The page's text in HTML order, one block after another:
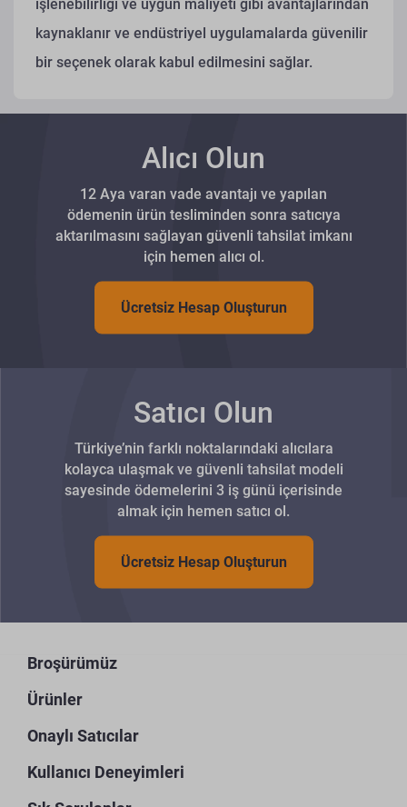
işlenebilirliği ve uygun maliyeti gibi avantajlarından
kaynaklanır ve endüstriyel uygulamalarda güvenilir
bir seçenek olarak kabul edilmesini sağlar.
Alıcı Olun
12 Aya varan vade avantajı ve yapılan
ödemenin ürün tesliminden sonra satıcıya
aktarılmasını sağlayan güvenli tahsilat imkanı
için hemen alıcı ol.
Ücretsiz Hesap Oluşturun
Satıcı Olun
Türkiye’nin farklı noktalarındaki alıcılara
kolayca ulaşmak ve güvenli tahsilat modeli
sayesinde ödemelerini 3 iş günü içerisinde
almak için hemen satıcı ol.
Ücretsiz Hesap Oluşturun
Broşürümüz
Ürünler
Onaylı Satıcılar
Kullanıcı Deneyimleri